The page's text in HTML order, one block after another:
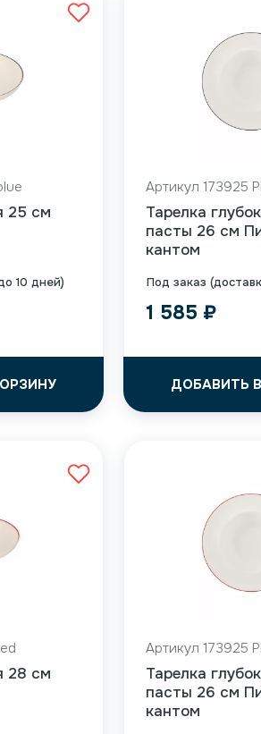
10 дней)
25 см
Под заказ
Артикул 173925
Тарелка
пасты 26 см
кантом
1 585 ₽
ДОБАВИТЬ
28 см
Артикул 173925
Тарелка
пасты 26 см
кантом